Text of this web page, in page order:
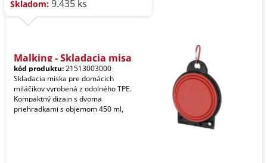
Skladom: 9.435 ks
Malking - Skladacia misa
kód produktu:21513003000
Skladacia miska pre domácich
miláčikov vyrobená z odolného TPE.
Kompaktný dizajn s dvoma
priehradkami s objemom 450 ml,